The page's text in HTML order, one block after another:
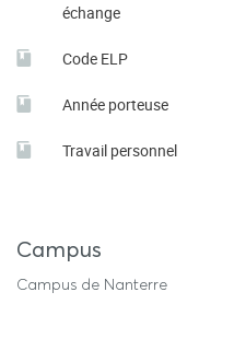
échange
Code ELP
Année porteuse
Travail personnel
Campus
Campus de Nanterre